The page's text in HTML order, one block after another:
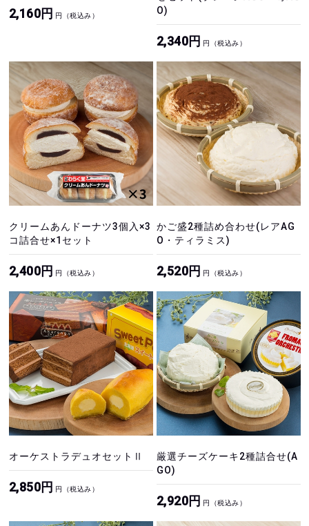
2,160円 円（税込み）
O)
2,340円 円（税込み）
クリームあんドーナツ3個入×3
コ詰合せ×1セット
2,400円 円（税込み）
かご盛2種詰め合わせ(レアAG
O・ティラミス)
2,520円 円（税込み）
オーケストラデュオセットⅡ
2,850円 円（税込み）
厳選チーズケーキ2種詰合せ(A
GO)
2,920円 円（税込み）